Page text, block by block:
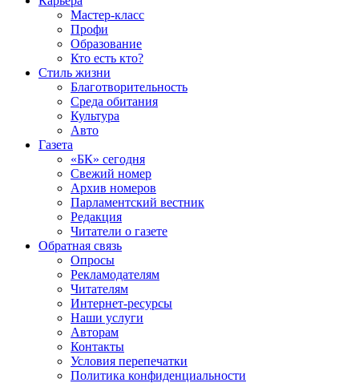
Мастер-класс
Профи
Образование
Кто есть кто?
Стиль жизни
Благотворительность
Среда обитания
Культура
Авто
Газета
«БК» сегодня
Свежий номер
Архив номеров
Парламентский вестник
Редакция
Читатели о газете
Обратная связь
Опросы
Рекламодателям
Читателям
Интернет-ресурсы
Наши услуги
Авторам
Контакты
Условия перепечатки
Политика конфиденциальности